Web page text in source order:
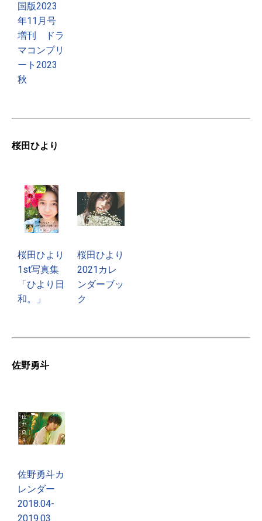
国版2023
年11月号
増刊 ドラ
マコンプリ
ート2023
秋
桜田ひより
桜田ひより
1st写真集
「ひより日
和。」
桜田ひより
2021カレ
ンダーブッ
ク
佐野勇斗
佐野勇斗カ
レンダー
2018.04-
2019.03